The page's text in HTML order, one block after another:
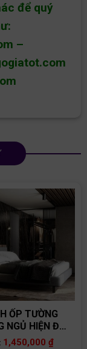
để quý
–
ỐP TƯỜNG
NGỦ HIỆN ĐẠI
VNPN10
1,450,000 ₫